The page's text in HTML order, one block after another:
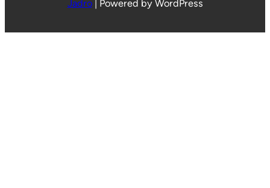
Jadro Powered by WordPress